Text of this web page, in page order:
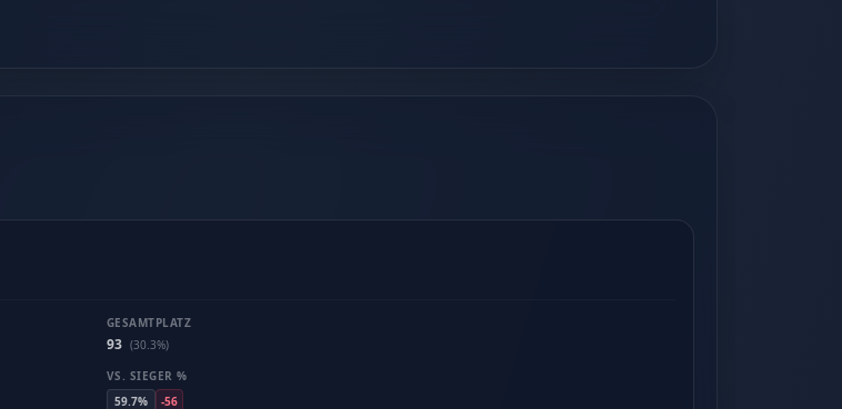
GESAMTPLATZ
93 (30.3%)
VS. SIEGER %
59.7%
-56